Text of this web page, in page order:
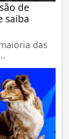
de
saiba
das